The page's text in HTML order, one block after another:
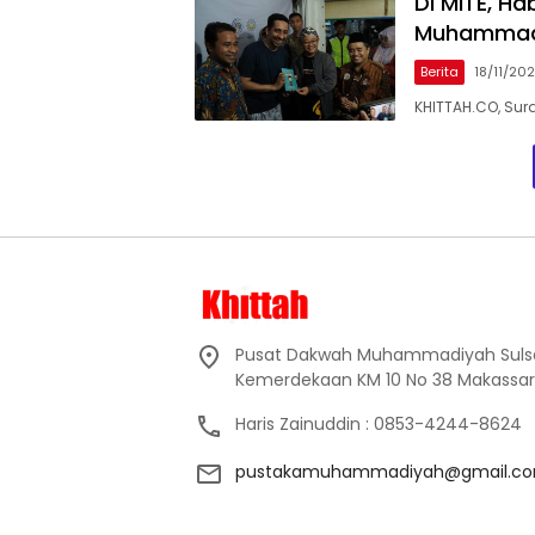
Berita 18/11/
KHITTAH.CO,
Pusat Dakwah Muhammadiyah
Kemerdekaan KM 10 No 38
Haris Zainuddin : 0853-4244-8624